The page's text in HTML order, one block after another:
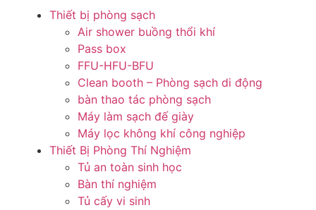
Thiết bị phòng sạch
Air shower buồng thổi khí
Pass box
FFU-HFU-BFU
Clean booth – Phòng sạch di động
bàn thao tác phòng sạch
Máy làm sạch đế giày
Máy lọc không khí công nghiệp
Thiết Bị Phòng Thí Nghiệm
Tủ an toàn sinh học
Bàn thí nghiệm
Tủ cấy vi sinh